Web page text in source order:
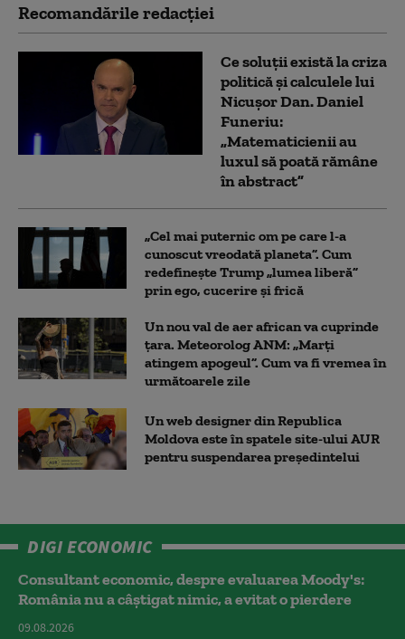
Recomandările redacţiei
Ce soluții există la criza
politică și calculele lui
Nicușor Dan. Daniel
Funeriu:
„Matematicienii au
luxul să poată rămâne
în abstract”
„Cel mai puternic om pe care l-a
cunoscut vreodată planeta”. Cum
redefinește Trump „lumea liberă”
prin ego, cucerire și frică
Un nou val de aer african va cuprinde
țara. Meteorolog ANM: „Marți
atingem apogeul”. Cum va fi vremea în
următoarele zile
Un web designer din Republica
Moldova este în spatele site-ului AUR
pentru suspendarea președintelui
DIGI ECONOMIC
Consultant economic, despre evaluarea Moody's:
România nu a câştigat nimic, a evitat o pierdere
09.08.2026